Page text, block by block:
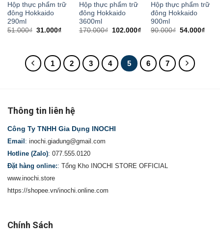
Hộp thực phẩm trữ
đông Hokkaido
290ml
51.000₫ 31.000₫
Hộp thực phẩm trữ
đông Hokkaido
3600ml
170.000₫ 102.000₫
Hộp thực phẩm trữ
đông Hokkaido
900ml
90.000₫ 54.000₫
1 2 3 4 5 6 7
Thông tin liên hệ
Công Ty TNHH Gia Dụng INOCHI
Email : inochi.giadung@gmail.com
Hotline (Zalo): 077.555.0120
Đặt hàng online:: Tổng Kho INOCHI STORE OFFICIAL
www.inochi.store
https://shopee.vn/inochi.online.com
Chính Sách